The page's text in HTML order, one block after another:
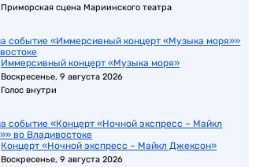
Приморская сцена Мариинского театра
Иммерсивный концерт «Музыка моря»
Воскресенье, 9 августа 2026
Голос внутри
Концерт «Ночной экспресс – Майкл Джексон»
Воскресенье, 9 августа 2026